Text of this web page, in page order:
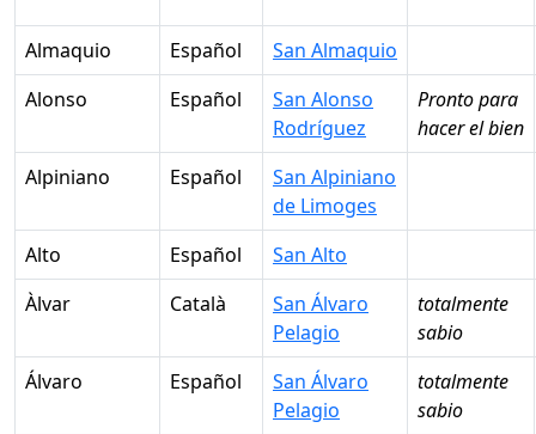
Almaquio Español
San Almaquio
Alonso
Español
San Alonso
Rodríguez
Pronto para
hacer el bien
Alpiniano
Español
San Alpiniano
de Limoges
Alto
Español
San Alto
Àlvar
Català
San Álvaro
Pelagio
totalmente
sabio
Álvaro
Español
San Álvaro
Pelagio
totalmente
sabio